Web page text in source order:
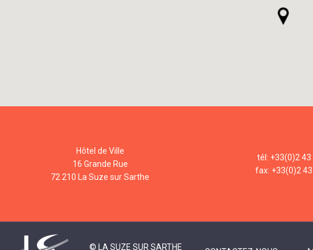
Hôtel de Ville
16 Grande Rue
72 210 La Suze sur Sarthe
tél: +33(0)2 43
fax: +33(0)2
© LA SUZE SUR SARTHE